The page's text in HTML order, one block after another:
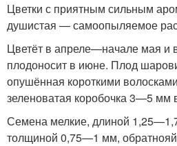
Цветки с приятным сильным
душистая — самоопыляемое
Цветёт в апреле—начале мая и
плодоносит в июне. Плод
опушённая короткими
зеленоватая коробочка 3—5 мм
Семена мелкие, длиной
толщиной 0,75—1 мм,